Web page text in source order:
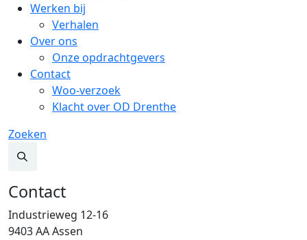
Werken bij
Verhalen
Over ons
Onze opdrachtgevers
Contact
Woo-verzoek
Klacht over OD Drenthe
Zoeken
Contact
Industrieweg 12-16
9403 AA Assen